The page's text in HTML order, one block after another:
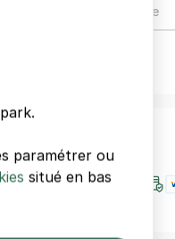
88 €/semaine
paramétrer ou
situé en bas